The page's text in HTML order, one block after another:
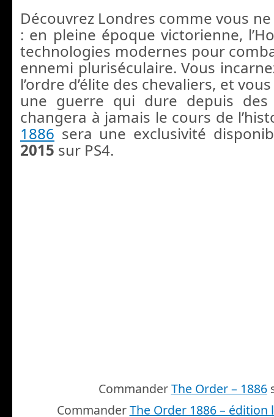
Découvrez Londres comme vous ne
: en pleine époque victorienne,
technologies modernes pour
ennemi pluriséculaire. Vous
l’ordre d’élite des chevaliers, et
une guerre qui dure depuis
changera à jamais le cours de
1886sera une exclusivité
2015 sur PS4.
CommanderThe Order – 1886
CommanderThe Order 1886 – édition